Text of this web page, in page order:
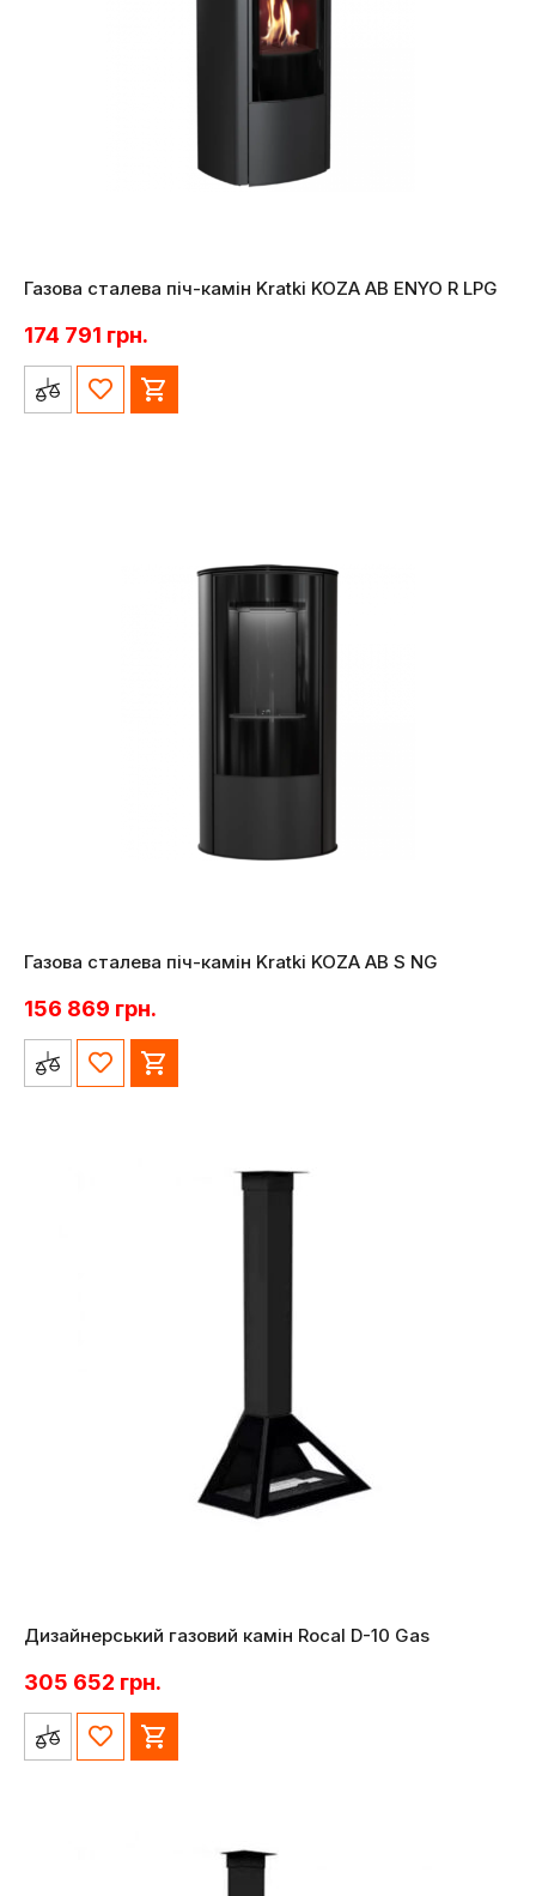
Газова сталева піч-камін Kratki KOZA AB ENYO R LPG
174 791 грн.
Газова сталева піч-камін Kratki KOZA AB S NG
156 869 грн.
Дизайнерський газовий камін Rocal D-10 Gas
305 652 грн.